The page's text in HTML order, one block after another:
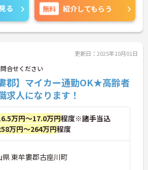
る 無料 紹介してもらう
更新日：2025年10月01日
合せください
郡】マイカー通勤OK★高齢者
求人になります！
万円～17.0万円程度※諸手当込
万円～264万円程度
県 東牟婁郡古座川町